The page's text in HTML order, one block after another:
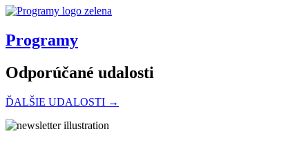
Programy
Odporúčané udalosti
ĎALŠIE UDALOSTI →